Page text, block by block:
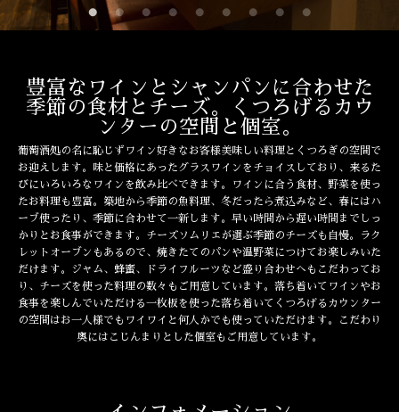
豊富なワインとシャンパンに合わせた
季節の食材とチーズ。くつろげるカウ
ンターの空間と個室。
葡萄酒処の名に恥じずワイン好きなお客様美味しい料理とくつろぎの空間で
お迎えします。味と価格にあったグラスワインをチョイスしており、来るた
びにいろいろなワインを飲み比べできます。ワインに合う食材、野菜を使っ
たお料理も豊富。築地から季節の魚料理、冬だったら煮込みなど、春にはハ
ーブ使ったり、季節に合わせて一新します。早い時間から遅い時間までしっ
かりとお食事ができます。チーズソムリエが選ぶ季節のチーズも自慢。ラク
レットオーブンもあるので、焼きたてのパンや温野菜につけてお楽しみいた
だけます。ジャム、蜂蜜、ドライフルーツなど盛り合わせへもこだわってお
り、チーズを使った料理の数々もご用意しています。落ち着いてワインやお
食事を楽しんでいただける一枚板を使った落ち着いてくつろげるカウンター
の空間はお一人様でもワイワイと何人かでも使っていただけます。こだわり
奥にはこじんまりとした個室もご用意しています。